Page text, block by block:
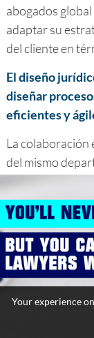
abogados
adaptar su
del cliente en
El diseño
diseñar
eficientes y
La
del mismo
departamento
feo de la
último recurso,
ineficiente. Un
cuestión
interesadas de
Your experience